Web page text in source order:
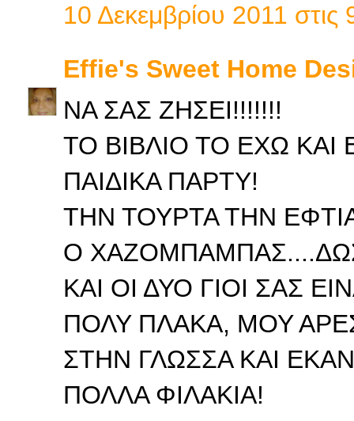
10 Δεκεμβρίου 2011
Effie's Sweet Home
ΝΑ ΣΑΣ ΖΗΣΕΙ!!!!!!!
ΤΟ ΒΙΒΛΙΟ ΤΟ ΕΧΩ ΚΑΙ
ΠΑΙΔΙΚΑ ΠΑΡΤΥ!
ΤΗΝ ΤΟΥΡΤΑ ΤΗΝ
Ο
ΚΑΙ ΟΙ ΔΥΟ ΓΙΟΙ ΣΑΣ
ΠΟΛΥ ΠΛΑΚΑ, ΜΟΥ
ΣΤΗΝ ΓΛΩΣΣΑ ΚΑΙ
ΠΟΛΛΑ ΦΙΛΑΚΙΑ!